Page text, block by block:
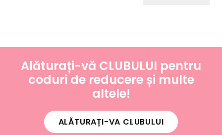
Alăturați-vă CLUBULUI pentru
coduri de reducere și multe
altele!
ALĂTURAȚI-VA CLUBULUI